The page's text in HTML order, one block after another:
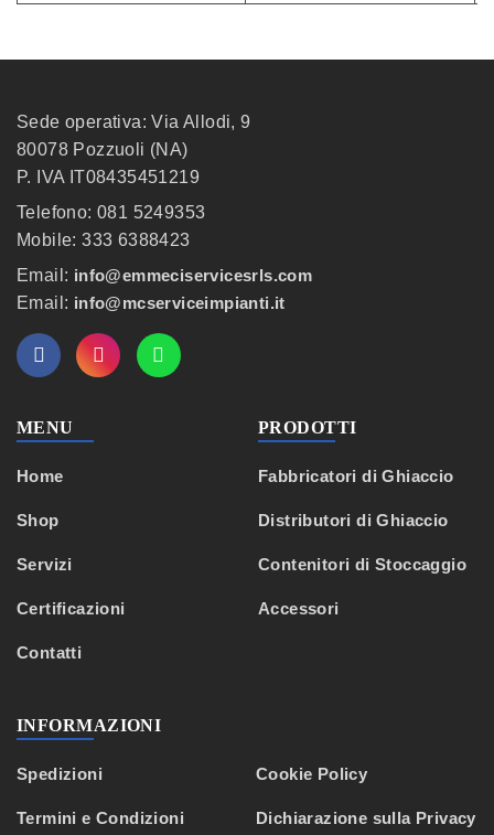
Sede operativa: Via Allodi, 9
80078 Pozzuoli (NA)
P. IVA IT08435451219
Telefono: 081 5249353
Mobile: 333 6388423
Email: info@emmeciservicesrls.com
Email: info@mcserviceimpianti.it
MENU
Home
Shop
Servizi
Certificazioni
Contatti
PRODOTTI
Fabbricatori di Ghiaccio
Distributori di Ghiaccio
Contenitori di Stoccaggio
Accessori
INFORMAZIONI
Spedizioni
Termini e Condizioni
Cookie Policy
Dichiarazione sulla Privacy